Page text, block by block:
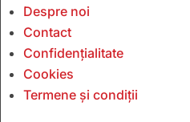
Despre noi
Contact
Confidențialitate
Cookies
Termene și condiții